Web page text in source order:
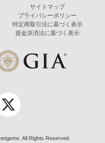
サイトマップ
プライバシーポリシー
特定商取引法に基づく表示
資金決済法に基づく表示
All Rights Reserved.